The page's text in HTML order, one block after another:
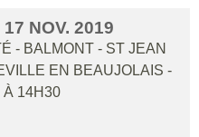
17 NOV. 2019
- BALMONT - ST JEAN
EN BEAUJOLAIS -
À 14H30